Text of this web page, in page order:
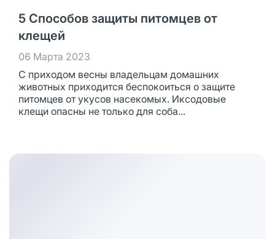
5 Способов защиты питомцев от
клещей
06 Марта 2023
С приходом весны владельцам домашних
животных приходится беспокоиться о защите
питомцев от укусов насекомых. Иксодовые
клещи опасны не только для соба...